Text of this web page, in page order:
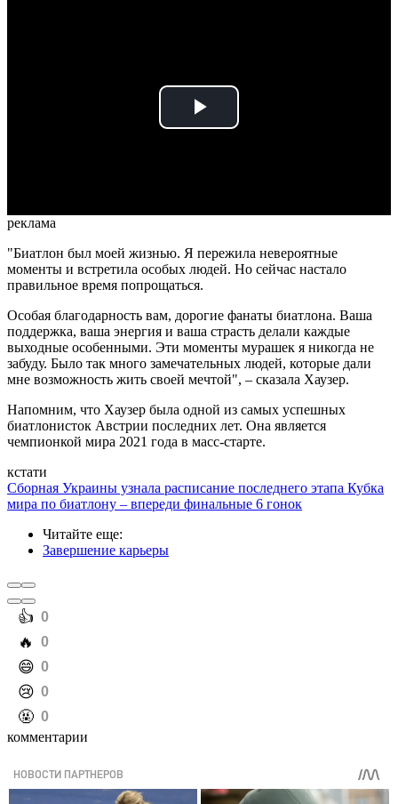
Play
реклама
"Биатлон был моей жизнью. Я пережила невероятные
моменты и встретила особых людей. Но сейчас настало
правильное время попрощаться.
Особая благодарность вам, дорогие фанаты биатлона. Ваша
поддержка, ваша энергия и ваша страсть делали каждые
выходные особенными. Эти моменты мурашек я никогда не
забуду. Было так много замечательных людей, которые дали
мне возможность жить своей мечтой", – сказала Хаузер.
Напомним, что Хаузер была одной из самых успешных
биатлонисток Австрии последних лет. Она является
чемпионкой мира 2021 года в масс-старте.
кстати
Сборная Украины узнала расписание последнего этапа Кубка
мира по биатлону – впереди финальные 6 гонок
Читайте еще:
Завершение карьеры
️👍 0
️🔥 0
️😄 0
️😢 0
️🤬 0
комментарии